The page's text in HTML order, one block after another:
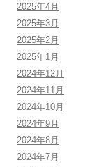
2025年4月
2025年3月
2025年2月
2025年1月
2024年12月
2024年11月
2024年10月
2024年9月
2024年8月
2024年7月